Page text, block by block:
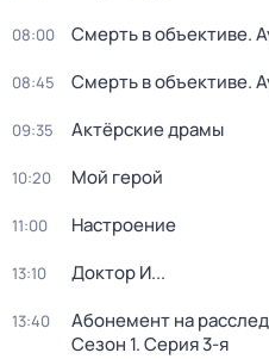
08:00 Смерть в объективе.
08:45 Смерть в объективе.
09:35 Актёрские драмы
10:20 Мой герой
11:00 Настроение
13:10 Доктор И...
13:40 Абонемент на
Сезон 1. Серия 3-я